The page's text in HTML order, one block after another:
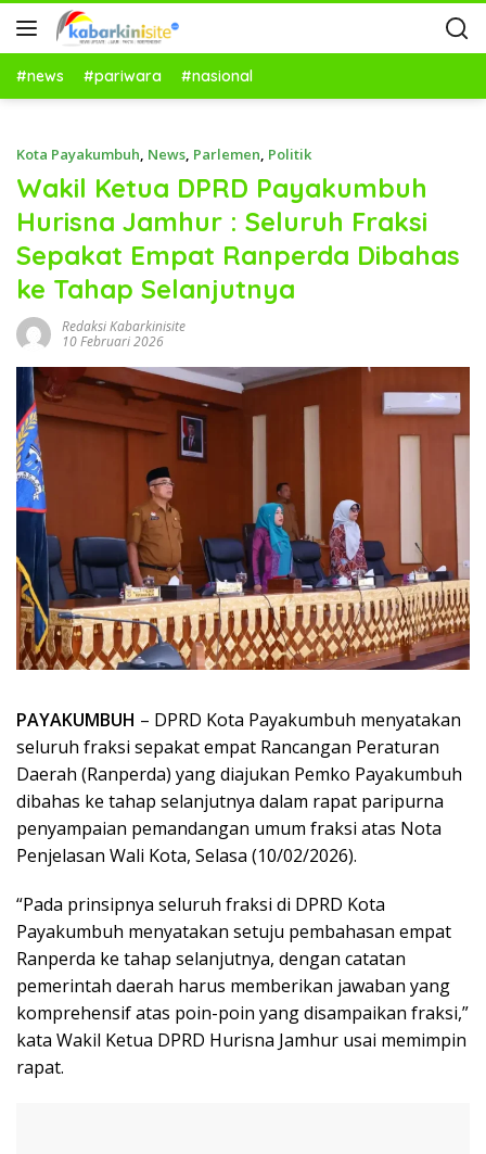
#news #pariwara #nasional
Kota Payakumbuh, News, Parlemen, Politik
Wakil Ketua DPRD Payakumbuh
Hurisna Jamhur : Seluruh Fraksi
Sepakat Empat Ranperda Dibahas
ke Tahap Selanjutnya
Redaksi Kabarkinisite
10 Februari 2026
PAYAKUMBUH – DPRD Kota Payakumbuh menyatakan
seluruh fraksi sepakat empat Rancangan Peraturan
Daerah (Ranperda) yang diajukan Pemko Payakumbuh
dibahas ke tahap selanjutnya dalam rapat paripurna
penyampaian pemandangan umum fraksi atas Nota
Penjelasan Wali Kota, Selasa (10/02/2026).
“Pada prinsipnya seluruh fraksi di DPRD Kota
Payakumbuh menyatakan setuju pembahasan empat
Ranperda ke tahap selanjutnya, dengan catatan
pemerintah daerah harus memberikan jawaban yang
komprehensif atas poin-poin yang disampaikan fraksi,”
kata Wakil Ketua DPRD Hurisna Jamhur usai memimpin
rapat.